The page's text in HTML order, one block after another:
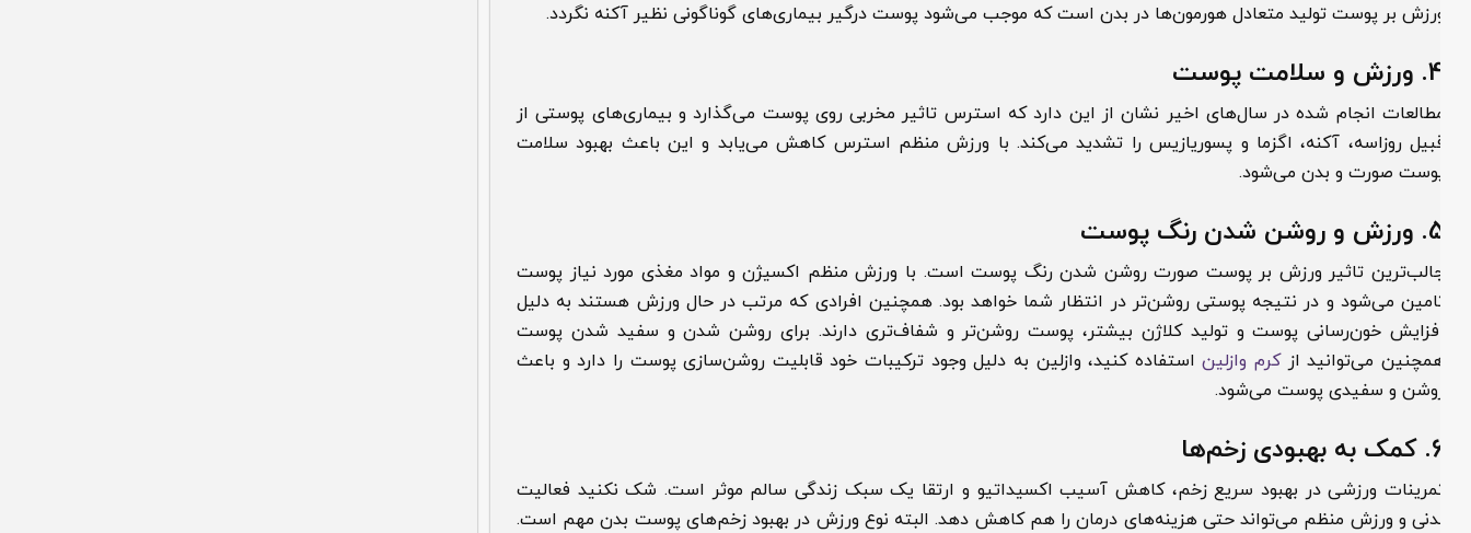
بر پوست تولید متعادل هورمون‌ها در بدن است که موجب می‌شود پوست درگیر بیماری‌های گوناگونی نظیر آکنه نگردد.
ورزش و سلامت پوست
انجام شده در سال‌های اخیر نشان از این دارد که استرس تاثیر مخربی روی پوست می‌گذارد و بیماری‌های پوستی از
روزاسه، آکنه، اگزما و پسوریازیس را تشدید می‌کند. با ورزش منظم استرس کاهش می‌یابد و این باعث بهبود سلامت
صورت و بدن می‌شود.
ورزش و روشن شدن رنگ پوست
تاثیر ورزش بر پوست صورت روشن شدن رنگ پوست است. با ورزش منظم اکسیژن و مواد مغذی مورد نیاز پوست
می‌شود و در نتیجه پوستی روشن‌تر در انتظار شما خواهد بود. همچنین افرادی که مرتب در حال ورزش هستند به دلیل
خون‌رسانی پوست و تولید کلاژن بیشتر، پوست روشن‌تر و شفاف‌تری دارند. برای روشن شدن و سفید شدن پوست
می‌توانید ازکرم وازلیناستفاده کنید، وازلین به دلیل وجود ترکیبات خود قابلیت روشن‌سازی پوست را دارد و باعث
و سفیدی پوست می‌شود.
کمک به بهبودی زخم‌‌ها
ورزشی در بهبود سریع زخم، کاهش آسیب اکسیداتیو و ارتقا یک سبک زندگی سالم موثر است. شک نکنید فعالیت
و ورزش منظم می‌تواند حتی هزینه‌های درمان را هم کاهش دهد. البته نوع ورزش در بهبود زخم‌های پوست بدن مهم است.